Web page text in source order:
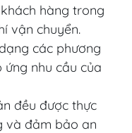
hàng trong
vận chuyển.
các phương
nhu cầu của
đều được thực
và đảm bảo an